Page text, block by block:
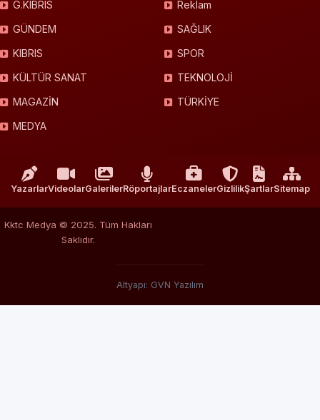
G.KIBRIS
GÜNDEM
KIBRIS
KÜLTÜR SANAT
MAGAZİN
MEDYA
Reklam
SAĞLIK
SPOR
TEKNOLOJİ
TÜRKİYE
YazarlarVideolarGalerilerRöportajlarEczanelerGizlilikŞartlarSitemap
Kktc Medya © 2025. Tüm Hakları
Saklıdır.
Altyapı: GVN Yazılım